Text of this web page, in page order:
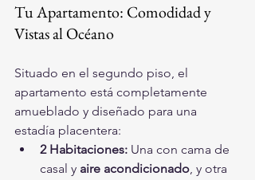
Tu Apartamento: Comodidad y
Vistas al Océano
Situado en el segundo piso, el
apartamento está completamente
amueblado y diseñado para una
estadía placentera:
2 Habitaciones: Una con cama de
casal y aire acondicionado , y otra